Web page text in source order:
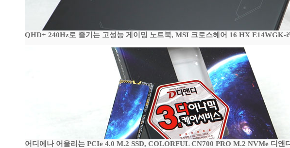
QHD+ 240Hz로 즐기는 고성능 게이밍 노트북, MSI 크로스헤어 16 HX E14WGK-
어디에나 어울리는 PCIe 4.0 M.2 SSD, COLORFUL CN700 PRO M.2 NVMe 디앤